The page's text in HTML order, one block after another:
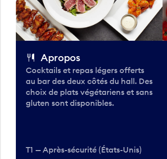
Apropos
Cocktails et repas légers offerts
au bar des deux côtés du hall. Des
choix de plats végétariens et sans
gluten sont disponibles.
T1 — Après-sécurité (États-Unis)